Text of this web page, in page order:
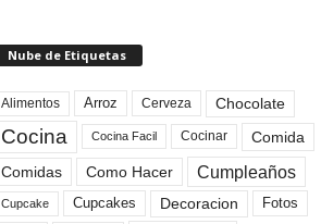
Nube de Etiquetas
Alimentos Arroz Cerveza Chocolate
Cocina Cocina Facil Cocinar
Comida
Comidas
Como Hacer Cumpleaños
Cupcake Cupcakes Decoracion Fotos